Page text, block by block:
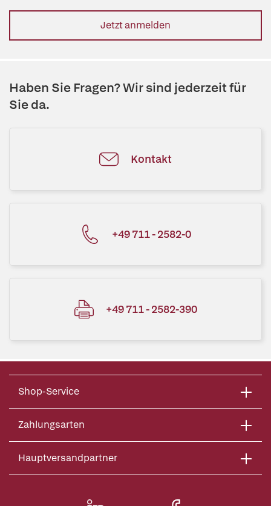
Jetzt anmelden
Haben Sie Fragen? Wir sind jederzeit für
Sie da.
Kontakt
+49 711 - 2582-0
+49 711 - 2582-390
Shop-Service
Zahlungsarten
Hauptversandpartner